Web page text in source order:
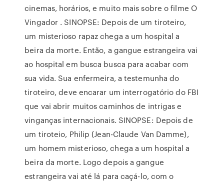
cinemas, horários, e muito mais sobre o filme O
Vingador . SINOPSE: Depois de um tiroteiro,
um misterioso rapaz chega a um hospital a
beira da morte. Então, a gangue estrangeira vai
ao hospital em busca busca para acabar com
sua vida. Sua enfermeira, a testemunha do
tiroteiro, deve encarar um interrogatório do FBI
que vai abrir muitos caminhos de intrigas e
vinganças internacionais. SINOPSE: Depois de
um tiroteio, Philip (Jean-Claude Van Damme),
um homem misterioso, chega a um hospital a
beira da morte. Logo depois a gangue
estrangeira vai até lá para caçá-lo, com o